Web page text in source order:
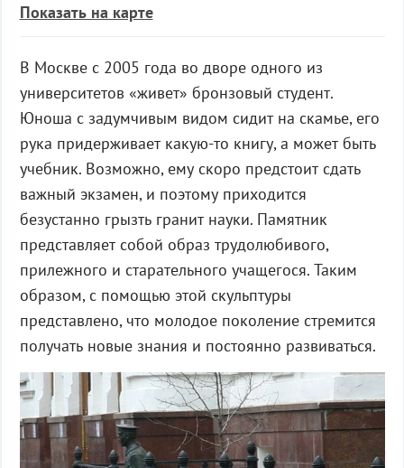
Показать на карте
В Москве с 2005 года во дворе одного из
университетов «живет» бронзовый студент.
Юноша с задумчивым видом сидит на скамье, его
рука придерживает какую-то книгу, а может быть
учебник. Возможно, ему скоро предстоит сдать
важный экзамен, и поэтому приходится
безустанно грызть гранит науки. Памятник
представляет собой образ трудолюбивого,
прилежного и старательного учащегося. Таким
образом, с помощью этой скульптуры
представлено, что молодое поколение стремится
получать новые знания и постоянно развиваться.